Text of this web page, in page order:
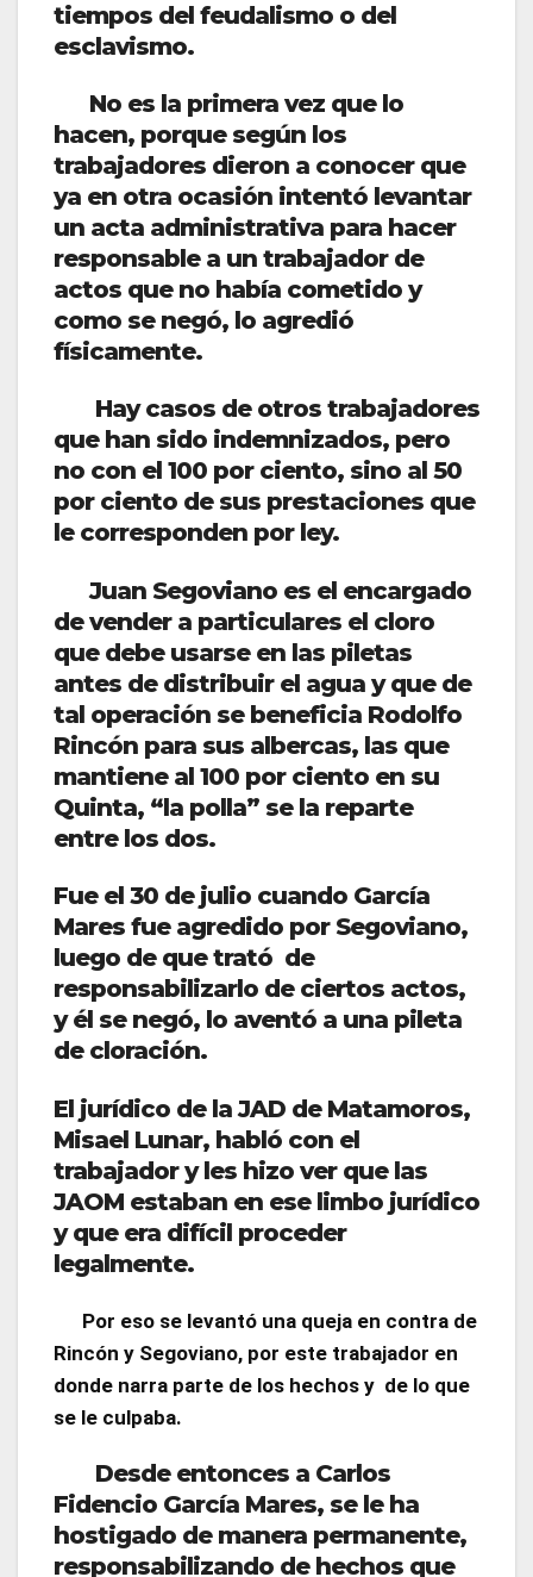
tiempos del feudalismo o del
esclavismo.
No es la primera vez que lo
hacen, porque según los
trabajadores dieron a conocer que
ya en otra ocasión intentó levantar
un acta administrativa para hacer
responsable a un trabajador de
actos que no había cometido y
como se negó, lo agredió
físicamente.
Hay casos de otros trabajadores
que han sido indemnizados, pero
no con el 100 por ciento, sino al 50
por ciento de sus prestaciones que
le corresponden por ley.
Juan Segoviano es el encargado
de vender a particulares el cloro
que debe usarse en las piletas
antes de distribuir el agua y que de
tal operación se beneficia Rodolfo
Rincón para sus albercas, las que
mantiene al 100 por ciento en su
Quinta, “la polla” se la reparte
entre los dos.
Fue el 30 de julio cuando García
Mares fue agredido por Segoviano,
luego de que trató de
responsabilizarlo de ciertos actos,
y él se negó, lo aventó a una pileta
de cloración.
El jurídico de la JAD de Matamoros,
Misael Lunar, habló con el
trabajador y les hizo ver que las
JAOM estaban en ese limbo jurídico
y que era difícil proceder
legalmente.
Por eso se levantó una queja en contra de
Rincón y Segoviano, por este trabajador en
donde narra parte de los hechos y de lo que
se le culpaba.
Desde entonces a Carlos
Fidencio García Mares, se le ha
hostigado de manera permanente,
responsabilizando de hechos que